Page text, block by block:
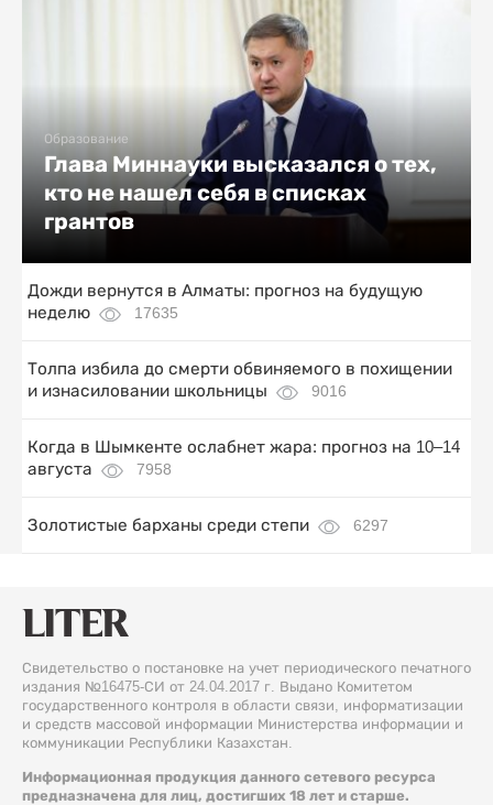
Образование
Глава Миннауки высказался о тех,
кто не нашел себя в списках
грантов
Дожди вернутся в Алматы: прогноз на будущую
неделю
17635
Толпа избила до смерти обвиняемого в похищении
и изнасиловании школьницы
9016
Когда в Шымкенте ослабнет жара: прогноз на 10–14
августа
7958
Золотистые барханы среди степи 6297
Свидетельство о постановке на учет периодического печатного
издания №16475-СИ от 24.04.2017 г. Выдано Комитетом
государственного контроля в области связи, информатизации
и средств массовой информации Министерства информации и
коммуникации Республики Казахстан.
Информационная продукция данного сетевого ресурса
предназначена для лиц, достигших 18 лет и старше.